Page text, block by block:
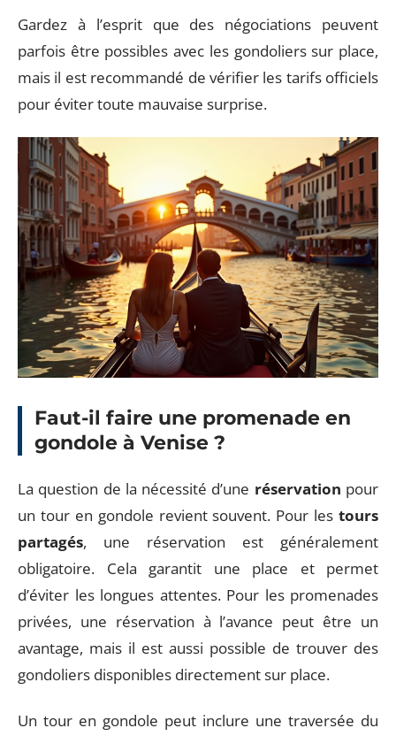
Gardez à l’esprit que des négociations peuvent
parfois être possibles avec les gondoliers sur place,
mais il est recommandé de vérifier les tarifs officiels
pour éviter toute mauvaise surprise.
Faut-il faire une promenade en
gondole à Venise ?
La question de la nécessité d’une réservation pour
un tour en gondole revient souvent. Pour les tours
partagés, une réservation est généralement
obligatoire. Cela garantit une place et permet
d’éviter les longues attentes. Pour les promenades
privées, une réservation à l’avance peut être un
avantage, mais il est aussi possible de trouver des
gondoliers disponibles directement sur place.
Un tour en gondole peut inclure une traversée du